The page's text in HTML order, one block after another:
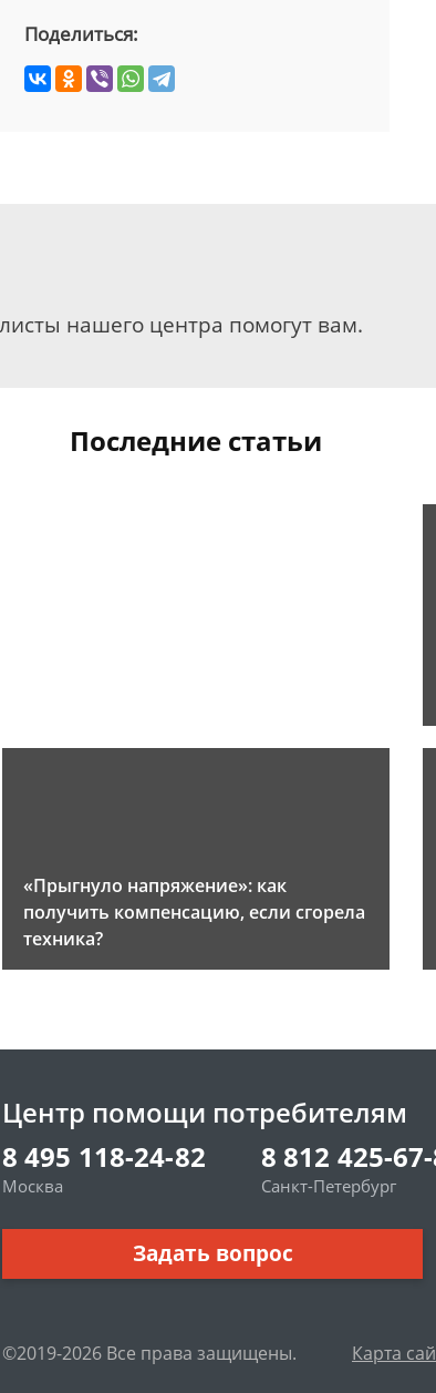
Поделиться:
нашего центра помогут вам.
Последние статьи
«Прыгнуло напряжение»: как
получить компенсацию, если сгорела
техника?
Центр помощи потребителям
8 495 118-24-82
Москва
8 812 425-
Санкт-Петербург
Задать вопрос
©2019-2026 Все права защищены. Карта